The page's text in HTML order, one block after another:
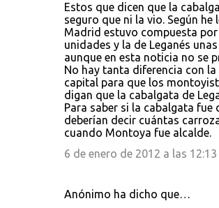
Estos que dicen que la
seguro que ni la vio. Según he
Madrid estuvo compuesta
unidades y la de Leganés
aunque en esta noticia no se
No hay tanta diferencia con la
capital para que los
digan que la cabalgata de
Para saber si la cabalgata fue
deberían decir cuántas
cuando Montoya fue alcalde.
6 de enero de 2012 a las 12:13
Anónimo ha dicho que…